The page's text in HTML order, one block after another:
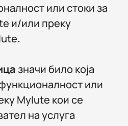
или стоки за
и/или преку
.
значи било која
или
MyIute кои се
на услуга